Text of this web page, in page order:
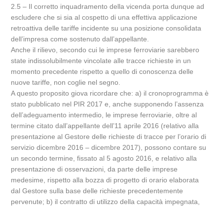
2.5 – Il corretto inquadramento della vicenda porta dunque ad
escludere che si sia al cospetto di una effettiva applicazione
retroattiva delle tariffe incidente su una posizione consolidata
dell’impresa come sostenuto dall’appellante.
Anche il rilievo, secondo cui le imprese ferroviarie sarebbero
state indissolubilmente vincolate alle tracce richieste in un
momento precedente rispetto a quello di conoscenza delle
nuove tariffe, non coglie nel segno.
A questo proposito giova ricordare che: a) il cronoprogramma è
stato pubblicato nel PIR 2017 e, anche supponendo l’assenza
dell’adeguamento intermedio, le imprese ferroviarie, oltre al
termine citato dall’appellante dell’11 aprile 2016 (relativo alla
presentazione al Gestore delle richieste di tracce per l’orario di
servizio dicembre 2016 – dicembre 2017), possono contare su
un secondo termine, fissato al 5 agosto 2016, e relativo alla
presentazione di osservazioni, da parte delle imprese
medesime, rispetto alla bozza di progetto di orario elaborata
dal Gestore sulla base delle richieste precedentemente
pervenute; b) il contratto di utilizzo della capacità impegnata,